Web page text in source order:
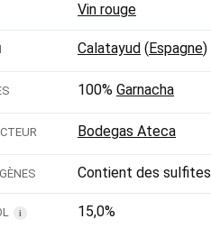
Vin rouge
Calatayud (Espagne)
100% Garnacha
Bodegas Ateca
Contient des sulfites
i 15,0%